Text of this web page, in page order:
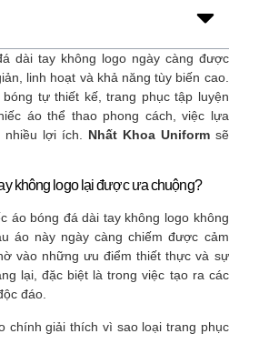
dài tay không logo ngày càng được
linh hoạt và khả năng tùy biến cao.
tự thiết kế, trang phục tập luyện
áo thể thao phong cách, việc lựa
nhiều lợi ích. Nhất Khoa Uniformsẽ
không logo lại được ưa chuộng?
áo bóng đá dài tay không logo không
áo này ngày càng chiếm được cảm
vào những ưu điểm thiết thực và sự
lại, đặc biệt là trong việc tạo ra các
đáo.
chính giải thích vì sao loại trang phục